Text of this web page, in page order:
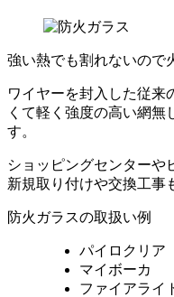
強い熱でも割れないので
ワイヤーを封入した従来
くて軽く強度の高い網無
す。
ショッピングセンターや
新規取り付けや交換工事
防火ガラスの取扱い例
パイロクリア
マイボーカ
ファイアライ